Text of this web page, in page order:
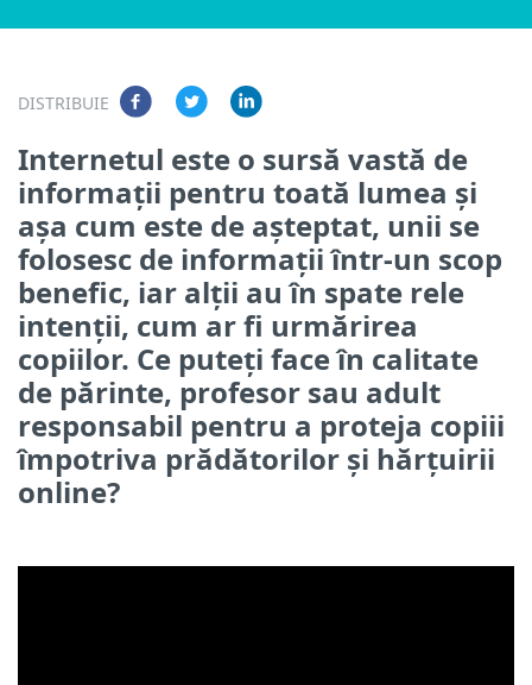
DISTRIBUIE
Internetul este o sursă vastă de
informații pentru toată lumea și
așa cum este de așteptat, unii se
folosesc de informații într-un scop
benefic, iar alții au în spate rele
intenții, cum ar fi urmărirea
copiilor. Ce puteți face în calitate
de părinte, profesor sau adult
responsabil pentru a proteja copiii
împotriva prădătorilor și hărțuirii
online?